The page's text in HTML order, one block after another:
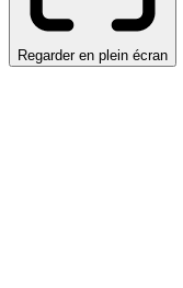
Regarder en plein écran